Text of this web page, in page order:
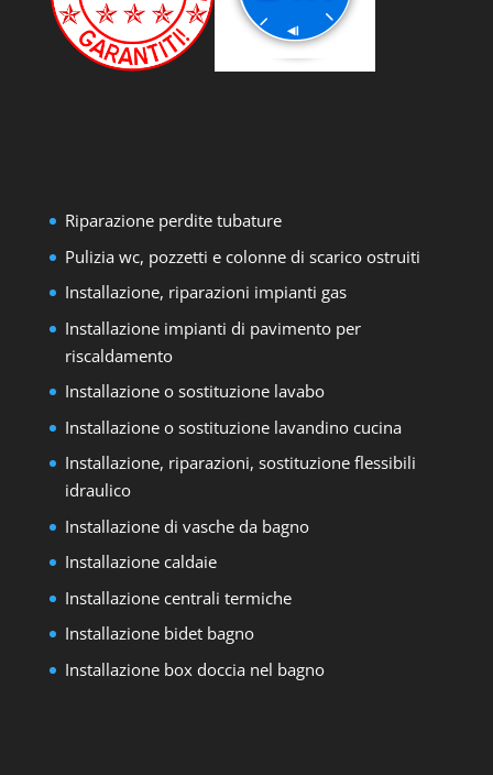
Riparazione perdite tubature
Pulizia wc, pozzetti e colonne di scarico ostruiti
Installazione, riparazioni impianti gas
Installazione impianti di pavimento per
riscaldamento
Installazione o sostituzione lavabo
Installazione o sostituzione lavandino cucina
Installazione, riparazioni, sostituzione flessibili
idraulico
Installazione di vasche da bagno
Installazione caldaie
Installazione centrali termiche
Installazione bidet bagno
Installazione box doccia nel bagno